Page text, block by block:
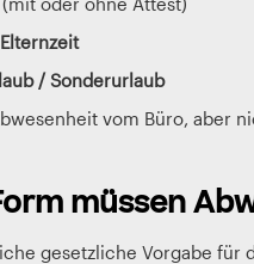
/ Sonderurlaub
vom Büro, aber
müssen
gesetzliche Vorgabe für